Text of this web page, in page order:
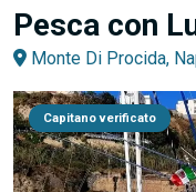
Pesca con
Monte Di Procida,
Capitano verificato